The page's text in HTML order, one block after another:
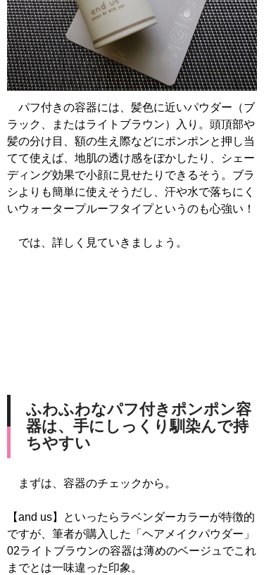
パフ付きの容器には、髪色に近いパウダー（ブ
ラック、またはライトブラウン）入り。頭頂部や
髪の分け目、額の生え際などにポンポンと押し当
てて使えば、地肌の透け感をぼかしたり、シェー
ディング効果で小顔に見せたりできるそう。ブラ
シよりも簡単に使えそうだし、汗や水で落ちにく
いウォータープルーフタイプというのも心強い！
では、詳しく見ていきましょう。
ふわふわなパフ付きポンポン容
器は、手にしっくり馴染んで持
ちやすい
まずは、容器のチェックから。
【and us】といったらラベンダーカラーが特徴的
ですが、筆者が購入した「ヘアメイクパウダー」
02ライトブラウンの容器は薄めのベージュでこれ
までとは一味違った印象。